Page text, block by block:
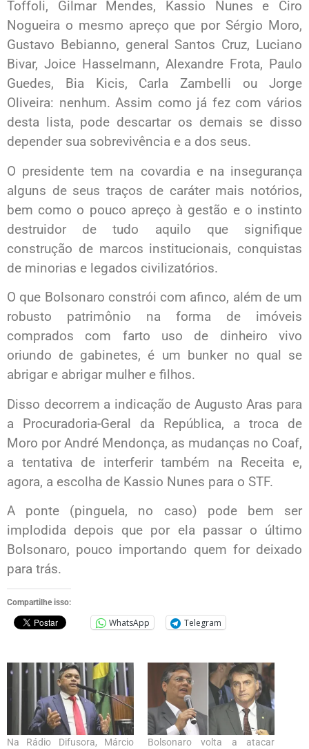
Toffoli, Gilmar Mendes, Kassio Nunes e Ciro
Nogueira o mesmo apreço que por Sérgio Moro,
Gustavo Bebianno, general Santos Cruz, Luciano
Bivar, Joice Hasselmann, Alexandre Frota, Paulo
Guedes, Bia Kicis, Carla Zambelli ou Jorge
Oliveira: nenhum. Assim como já fez com vários
desta lista, pode descartar os demais se disso
depender sua sobrevivência e a dos seus.
O presidente tem na covardia e na insegurança
alguns de seus traços de caráter mais notórios,
bem como o pouco apreço à gestão e o instinto
destruidor de tudo aquilo que signifique
construção de marcos institucionais, conquistas
de minorias e legados civilizatórios.
O que Bolsonaro constrói com afinco, além de um
robusto patrimônio na forma de imóveis
comprados com farto uso de dinheiro vivo
oriundo de gabinetes, é um bunker no qual se
abrigar e abrigar mulher e filhos.
Disso decorrem a indicação de Augusto Aras para
a Procuradoria-Geral da República, a troca de
Moro por André Mendonça, as mudanças no Coaf,
a tentativa de interferir também na Receita e,
agora, a escolha de Kassio Nunes para o STF.
A ponte (pinguela, no caso) pode bem ser
implodida depois que por ela passar o último
Bolsonaro, pouco importando quem for deixado
para trás.
Compartilhe isso:
WhatsApp Telegram
Na Rádio Difusora, Márcio
Bolsonaro volta a atacar